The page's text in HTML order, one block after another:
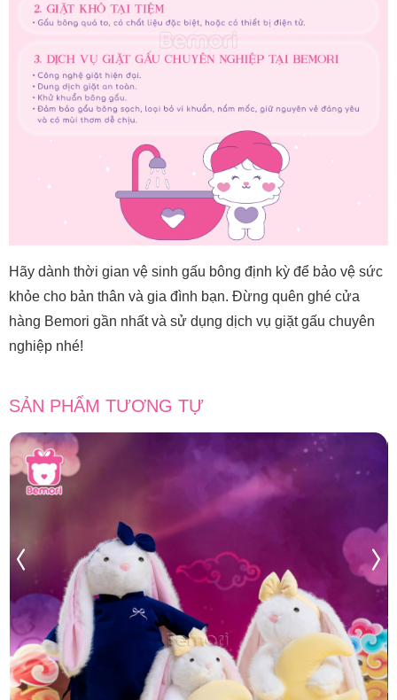
Hãy dành thời gian vệ sinh gấu bông định kỳ để bảo vệ sức
khỏe cho bản thân và gia đình bạn. Đừng quên ghé cửa
hàng Bemori gần nhất và sử dụng dịch vụ giặt gấu chuyên
nghiệp nhé!
SẢN PHẨM TƯƠNG TỰ